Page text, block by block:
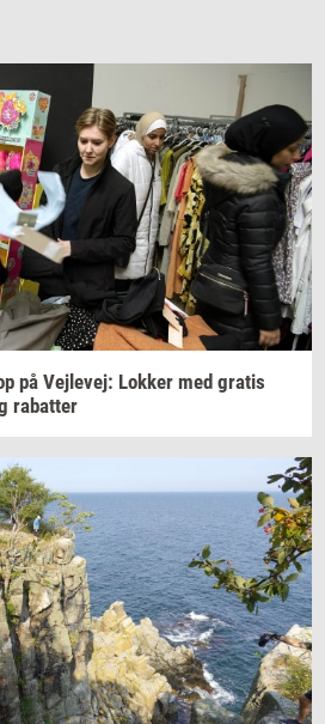
på Vej­le­vej: Lok­ker med gra­tis
ra­bat­ter